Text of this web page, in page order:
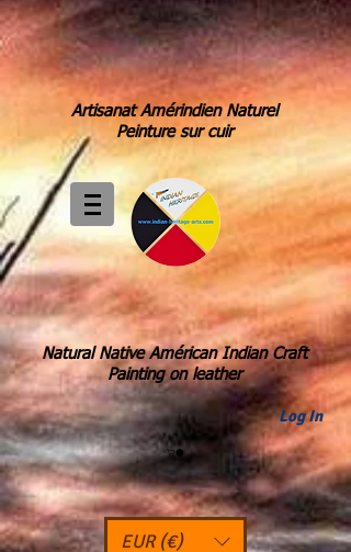
Artisanat Amérindien Naturel
Peinture sur cuir
Natural Native Américan Indian Craft
Painting on leather
Log In
EUR (€)